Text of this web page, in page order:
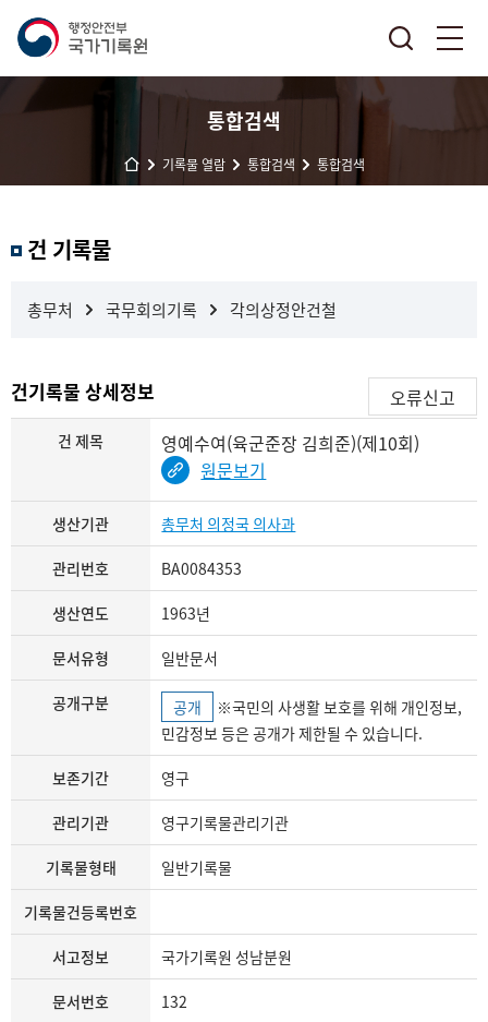
통합검색
기록물 열람 통합검색 통합검색
과 건 기록물
총무처 국무회의기록 각의상정안건철
건기록물 상세정보 오류신고
건 제목
영예수여(육군준장 김희준)(제10회)
원문보기
생산기관 총무처 의정국 의사과
관리번호 BA0084353
생산연도 1963년
문서유형 일반문서
공개구분 공개
민감정보 등은 공개가 제한될 수 있습니다.
보존기간 영구
관리기관 영구기록물관리기관
기록물형태 일반기록물
기록물건등록번호
서고정보 국가기록원 성남분원
문서번호 132